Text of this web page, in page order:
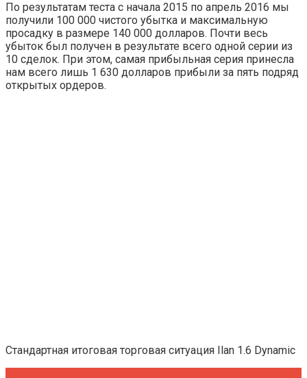
По результатам теста с начала 2015 по апрель 2016 мы
получили 100 000 чистого убытка и максимальную
просадку в размере 140 000 долларов. Почти весь
убыток был получен в результате всего одной серии из
10 сделок. При этом, самая прибыльная серия принесла
нам всего лишь 1 630 долларов прибыли за пять подряд
открытых ордеров.
Стандартная итоговая торговая ситуация Ilan 1.6 Dynamic